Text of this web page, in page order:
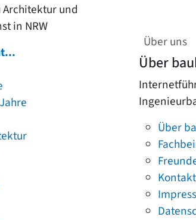
und
in NRW
Über uns
Über
Über
Kontakt